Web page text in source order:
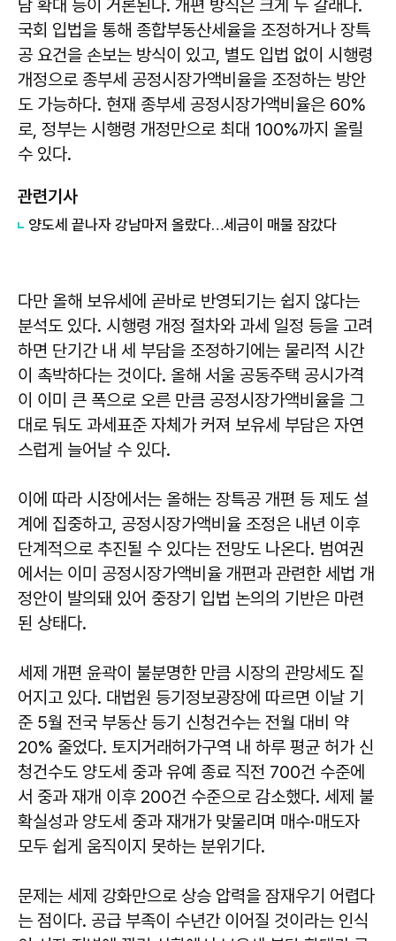
담 확대 등이 거론된다. 개편 방식은 크게 두 갈래다.
국회 입법을 통해 종합부동산세율을 조정하거나 장특
공 요건을 손보는 방식이 있고, 별도 입법 없이 시행령
개정으로 종부세 공정시장가액비율을 조정하는 방안
도 가능하다. 현재 종부세 공정시장가액비율은 60%
로, 정부는 시행령 개정만으로 최대 100%까지 올릴
수 있다.
관련기사
양도세 끝나자 강남마저 올랐다…세금이 매물 잠갔다
다만 올해 보유세에 곧바로 반영되기는 쉽지 않다는
분석도 있다. 시행령 개정 절차와 과세 일정 등을 고려
하면 단기간 내 세 부담을 조정하기에는 물리적 시간
이 촉박하다는 것이다. 올해 서울 공동주택 공시가격
이 이미 큰 폭으로 오른 만큼 공정시장가액비율을 그
대로 둬도 과세표준 자체가 커져 보유세 부담은 자연
스럽게 늘어날 수 있다.
이에 따라 시장에서는 올해는 장특공 개편 등 제도 설
계에 집중하고, 공정시장가액비율 조정은 내년 이후
단계적으로 추진될 수 있다는 전망도 나온다. 범여권
에서는 이미 공정시장가액비율 개편과 관련한 세법 개
정안이 발의돼 있어 중장기 입법 논의의 기반은 마련
된 상태다.
세제 개편 윤곽이 불분명한 만큼 시장의 관망세도 짙
어지고 있다. 대법원 등기정보광장에 따르면 이날 기
준 5월 전국 부동산 등기 신청건수는 전월 대비 약
20% 줄었다. 토지거래허가구역 내 하루 평균 허가 신
청건수도 양도세 중과 유예 종료 직전 700건 수준에
서 중과 재개 이후 200건 수준으로 감소했다. 세제 불
확실성과 양도세 중과 재개가 맞물리며 매수·매도자
모두 쉽게 움직이지 못하는 분위기다.
문제는 세제 강화만으로 상승 압력을 잠재우기 어렵다
는 점이다. 공급 부족이 수년간 이어질 것이라는 인식